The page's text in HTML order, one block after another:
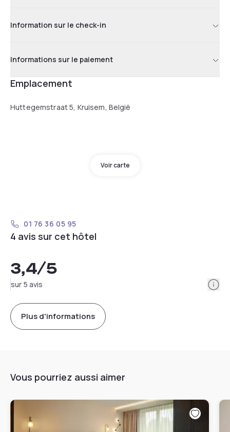
Information sur le check-in
Informations sur le paiement
Emplacement
Huttegemstraat 5, Kruisem, België
Voir carte
01 76 36 05 95
4 avis sur cet hôtel
3,4/5
sur 5 avis
Plus d'informations
Vous pourriez aussi aimer